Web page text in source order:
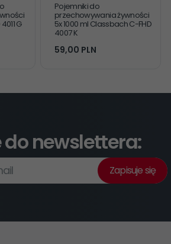
G
Pojemniki do
przechowywania żywności
5x 1000 ml Classbach C-FHD
4007 K
59,00 PLN
do newslettera:
Zapisuje się